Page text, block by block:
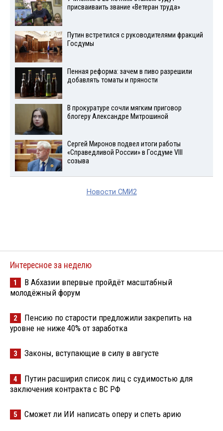
присваиваить звание «Ветеран труда»
Путин встретился с руководителями фракций
Госдумы
Пенная реформа: зачем в пиво разрешили
добавлять томаты и пряности
В прокуратуре сочли мягким приговор
блогеру Александре Митрошиной
Сергей Миронов подвел итоги работы
«Справедливой России» в Госдуме VIII
созыва
Новости СМИ2
Интересное за неделю
1
В Абхазии впервые пройдёт масштабный
молодёжный форум
2
Пенсию по старости предложили закрепить на
уровне не ниже 40% от заработка
3 Законы, вступающие в силу в августе
4
Путин расширил список лиц с судимостью для
заключения контракта с ВС РФ
5 Сможет ли ИИ написать оперу и спеть арию